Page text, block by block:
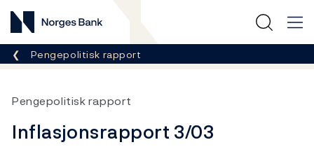
Norges Bank
Her er du nå:
Pengepolitisk rapport
Pengepolitisk rapport
Inflasjonsrapport 3/03